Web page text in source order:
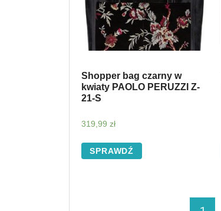
Shopper bag czarny w
kwiaty PAOLO PERUZZI Z-
21-S
319,99 zł
SPRAWDŹ